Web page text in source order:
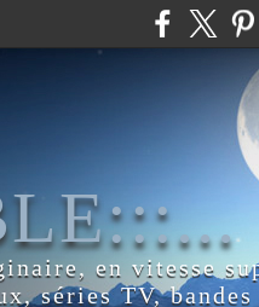
en vitesse
séries TV, bandes